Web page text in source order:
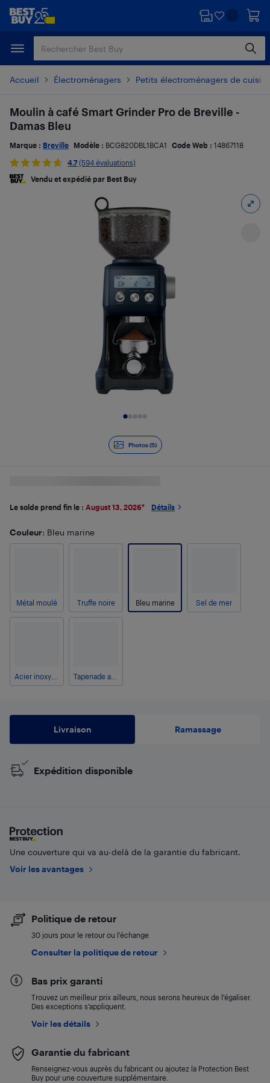
Passer
principal
Passer
Accueil Électroménagers Petits électroménagers de
Photos (5)
Moulin à café Smart Grinder Pro de Breville -
Damas Bleu
Marque : Breville Modèle : BCG820DBL1BCA1 Code Web : 14867118
4.7 (594 évaluations)
Vendu et expédié par Best Buy
Le solde prend fin le : August 13, 2026* Détails
Couleur: Bleu marine
Métal moulé Truffe noire Bleu marine Sel de mer
Livraison Ramassage
Expédition disponible
Une couverture qui va au-delà de la garantie du fabricant.
Voir les avantages
Politique de retour
30 jours pour le retour ou l’échange
Consulter la politique de retour
Bas prix garanti
Trouvez un meilleur prix ailleurs, nous serons heureux de l’égaliser.
Des exceptions s’appliquent.
Voir les détails
Garantie du fabricant
Renseignez-vous auprès du fabricant ou ajoutez la Protection Best
Buy pour une couverture supplémentaire.